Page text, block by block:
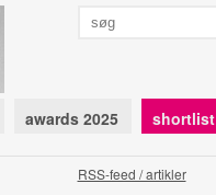
awards 2025 shortlist
RSS-feed / artikler